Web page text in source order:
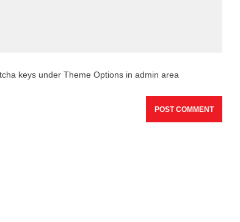
keys under Theme Options in admin area